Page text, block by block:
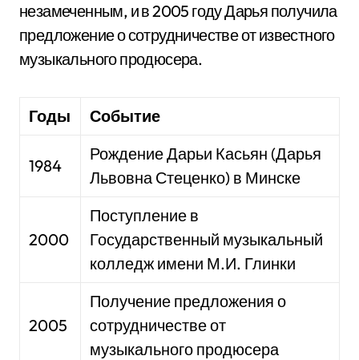
незамеченным, и в 2005 году Дарья получила
предложение о сотрудничестве от известного
музыкального продюсера.
Годы Событие
1984
Рождение Дарьи Касьян (Дарья
Львовна Стеценко) в Минске
2000
Поступление в
Государственный музыкальный
колледж имени М.И. Глинки
2005
Получение предложения о
сотрудничестве от
музыкального продюсера